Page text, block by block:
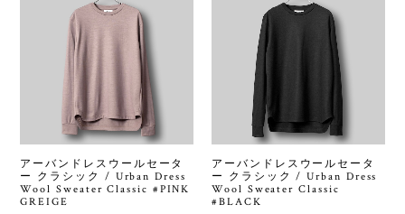
アーバンドレスウールセータ
ー クラシック / Urban Dress
Wool Sweater Classic #PINK
GREIGE
アーバンドレスウールセータ
ー クラシック / Urban Dress
Wool Sweater Classic
#BLACK